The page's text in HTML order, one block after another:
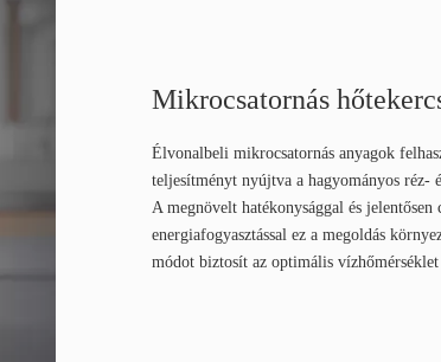
Mikrocsatornás
Élvonalbeli mikrocsatornás anyagok
teljesítményt nyújtva a hagyományos réz-
A megnövelt hatékonysággal és jelentősen
energiafogyasztással ez a megoldás
módot biztosít az optimális vízhőmérséklet